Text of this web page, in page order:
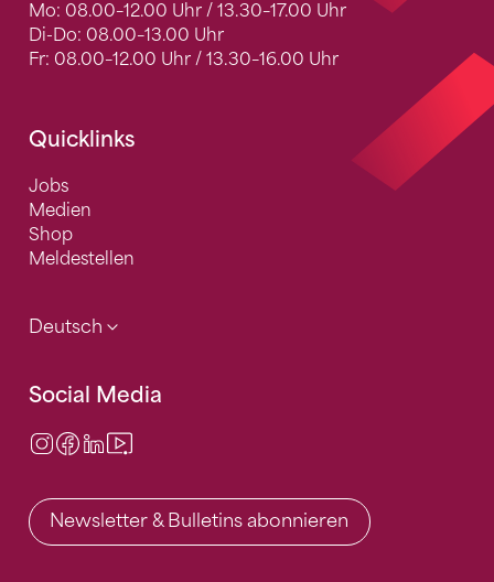
Mo: 08.00–12.00 Uhr / 13.30–17.00 Uhr
Di-Do: 08.00–13.00 Uhr
Fr: 08.00–12.00 Uhr / 13.30–16.00 Uhr
Quicklinks
Jobs
Medien
Shop
Meldestellen
Deutsch
Social Media
Instagram
Facebook
LinkedIn
Newsletter & Bulletins abonnieren